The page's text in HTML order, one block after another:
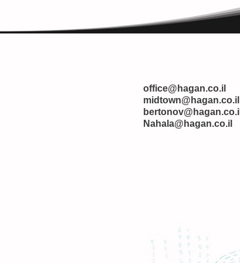
office@hagan.co.il
midtown@hagan.co.il
bertonov@hagan.co.il
Nahala@hagan.co.il